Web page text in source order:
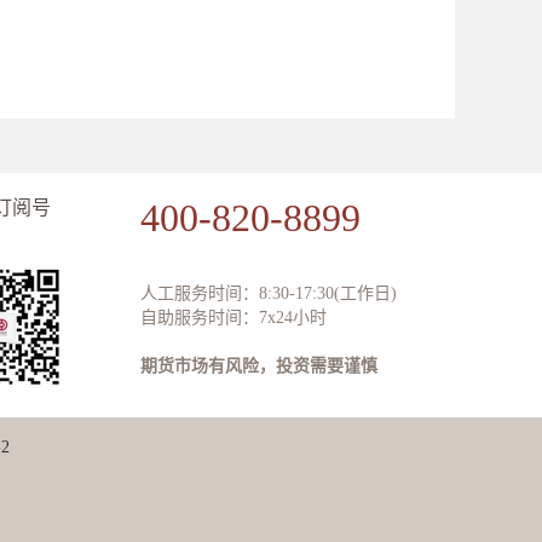
阅号 400-820-8899
人工服务时间：8:30-17:30(工作日)
自助服务时间：7x24小时
期货市场有风险，投资需要谨慎